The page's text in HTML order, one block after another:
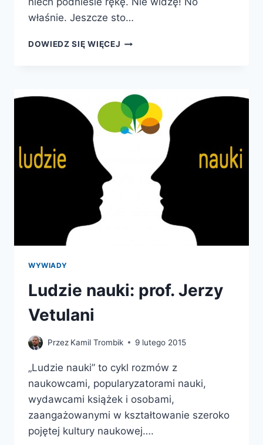
właśnie. Jeszcze sto…
DOWIEDZ SIĘ WIĘCEJ DO
SHEEP?
A
NEUROSCIENTIFIC
ZOMBIE
WYWIADY
Ludzie nauki: prof. Jerzy
Vetulani
Przez Kamil Trombik 9 lutego 2015
„Ludzie nauki” to cykl rozmów z
naukowcami, popularyzatorami nauki,
wydawcami książek i osobami,
zaangażowanymi w kształtowanie szeroko
pojętej kultury naukowej….